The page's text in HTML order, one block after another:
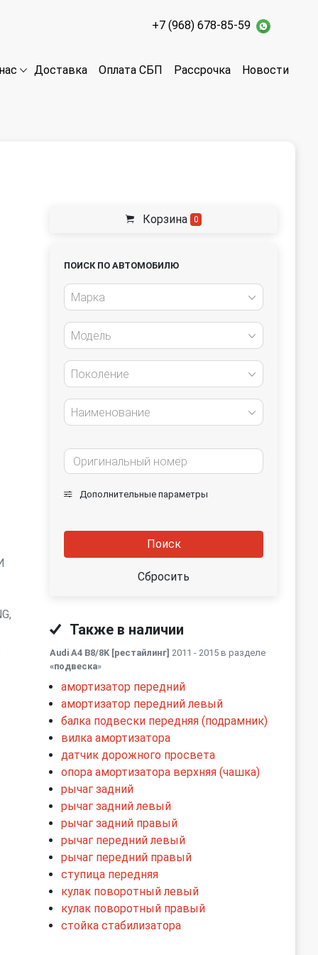
+7 (968) 678-85-59
Доставка Оплата СБП Рассрочка Новости
Корзина 0
ПОИСК ПО АВТОМОБИЛЮ
Марка
Модель
Поколение
Наименование
Дополнительные параметры
Поиск
Сбросить
Также в наличии
Audi A4 B8/8K [рестайлинг] 2011 - 2015 в разделе
«подвеска»
амортизатор передний
амортизатор передний левый
балка подвески передняя (подрамник)
вилка амортизатора
датчик дорожного просвета
опора амортизатора верхняя (чашка)
рычаг задний
рычаг задний левый
рычаг задний правый
рычаг передний левый
рычаг передний правый
ступица передняя
кулак поворотный левый
кулак поворотный правый
стойка стабилизатора